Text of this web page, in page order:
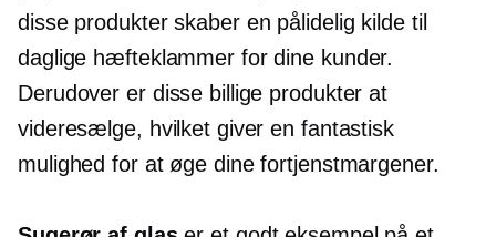
disse produkter skaber en pålidelig kilde til
daglige hæfteklammer for dine kunder.
Derudover er disse billige produkter at
videresælge, hvilket giver en fantastisk
mulighed for at øge dine fortjenstmargener.